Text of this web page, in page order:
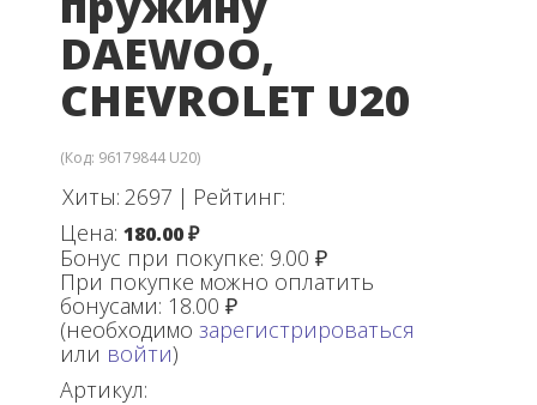
DAEWOO,
CHEVROLET U20
(Код: 96179844 U20)
Хиты: 2697 | Рейтинг:
Цена: 180.00 ₽
Бонус при покупке: 9.00 ₽
При покупке можно оплатить
бонусами: 18.00 ₽
(необходимо зарегистрироваться
или войти)
Артикул: